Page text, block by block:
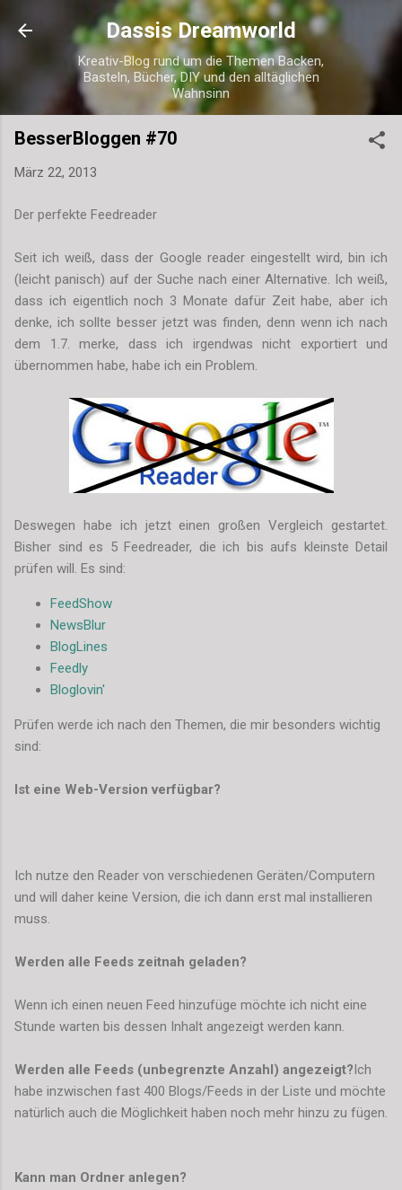
Direkt zum Hauptbereich
Dassis Dreamworld
Kreativ-Blog rund um die Themen Backen,
Basteln, Bücher, DIY und den alltäglichen
Wahnsinn
BesserBloggen #70
März 22, 2013
Der perfekte Feedreader
Seit ich weiß, dass der Google reader eingestellt wird, bin ich
(leicht panisch) auf der Suche nach einer Alternative. Ich weiß,
dass ich eigentlich noch 3 Monate dafür Zeit habe, aber ich
denke, ich sollte besser jetzt was finden, denn wenn ich nach
dem 1.7. merke, dass ich irgendwas nicht exportiert und
übernommen habe, habe ich ein Problem.
Deswegen habe ich jetzt einen großen Vergleich gestartet.
Bisher sind es 5 Feedreader, die ich bis aufs kleinste Detail
prüfen will. Es sind:
FeedShow
NewsBlur
BlogLines
Feedly
Bloglovin'
Prüfen werde ich nach den Themen, die mir besonders wichtig
sind:
Ist eine Web-Version verfügbar?
Ich nutze den Reader von verschiedenen Geräten/Computern
und will daher keine Version, die ich dann erst mal installieren
muss.
Werden alle Feeds zeitnah geladen?
Wenn ich einen neuen Feed hinzufüge möchte ich nicht eine
Stunde warten bis dessen Inhalt angezeigt werden kann.
Werden alle Feeds (unbegrenzte Anzahl) angezeigt?Ich
habe inzwischen fast 400 Blogs/Feeds in der Liste und möchte
natürlich auch die Möglichkeit haben noch mehr hinzu zu fügen.
Kann man Ordner anlegen?